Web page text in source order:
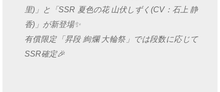
里)」と「SSR 夏色の花 山伏しずく(CV：石上 静
香)」が新登場✨
有償限定「昇段 絢爛 大輪祭」では段数に応じて
SSR確定🎉